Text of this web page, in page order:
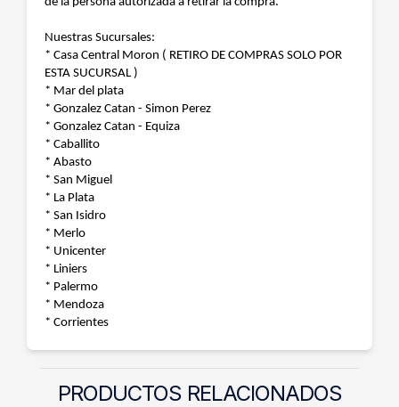
Nuestras Sucursales:
* Casa Central Moron ( RETIRO DE COMPRAS SOLO POR
ESTA SUCURSAL )
* Mar del plata
* Gonzalez Catan - Simon Perez
* Gonzalez Catan - Equiza
* Caballito
* Abasto
* San Miguel
* La Plata
* San Isidro
* Merlo
* Unicenter
* Liniers
* Palermo
* Mendoza
* Corrientes
PRODUCTOS RELACIONADOS